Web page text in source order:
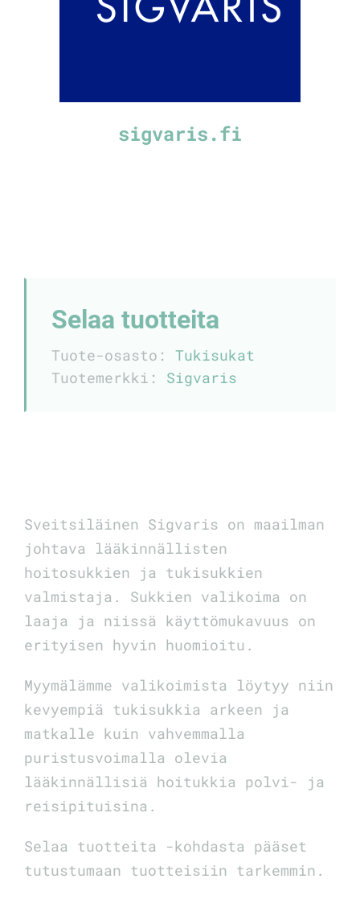
sigvaris.fi
Selaa tuotteita
Tuote-osasto: Tukisukat
Tuotemerkki: Sigvaris
Sveitsiläinen Sigvaris on maailman
johtava lääkinnällisten
hoitosukkien ja tukisukkien
valmistaja. Sukkien valikoima on
laaja ja niissä käyttömukavuus on
erityisen hyvin huomioitu.
Myymälämme valikoimista löytyy niin
kevyempiä tukisukkia arkeen ja
matkalle kuin vahvemmalla
puristusvoimalla olevia
lääkinnällisiä hoitukkia polvi- ja
reisipituisina.
Selaa tuotteita -kohdasta pääset
tutustumaan tuotteisiin tarkemmin.